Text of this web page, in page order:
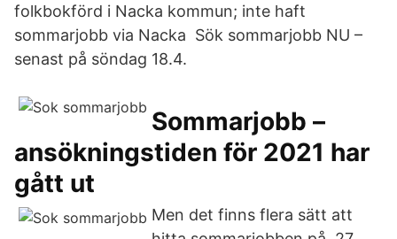
folkbokförd i Nacka kommun; inte haft
sommarjobb via Nacka Sök sommarjobb NU –
senast på söndag 18.4.
Sommarjobb –
ansökningstiden för 2021 har
gått ut
Men det finns flera sätt att